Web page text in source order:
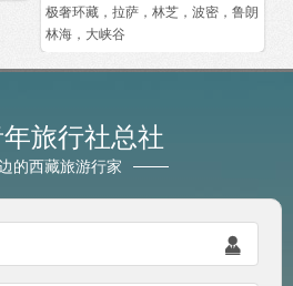
极奢环藏，拉萨，林芝，波密，鲁朗
林海，大峡谷
旅行社总社
的西藏旅游行家
